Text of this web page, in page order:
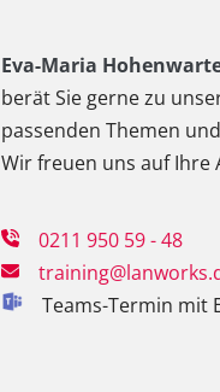
Eva-Maria
berät Sie gerne zu
passenden Themen
Wir freuen uns auf Ihre
0211 950 59 - 48
Teams-Termin mit